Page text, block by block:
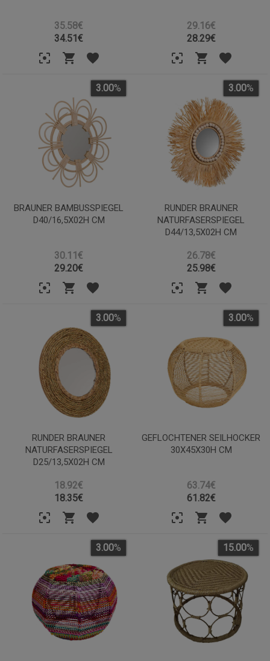
35.58€
34.51€
29.16€
28.29€
BRAUNER BAMBUSSPIEGEL
D40/16,5X02H CM
30.11€
3.00%
29.20€
RUNDER BRAUNER
NATURFASERSPIEGEL
D44/13,5X02H CM
26.78€
3.00%
25.98€
RUNDER BRAUNER
NATURFASERSPIEGEL
D25/13,5X02H CM
18.92€
3.00%
18.35€
GEFLOCHTENER SEILHOCKER
30X45X30H CM
63.74€
3.00%
61.82€
3.00% 15.00%